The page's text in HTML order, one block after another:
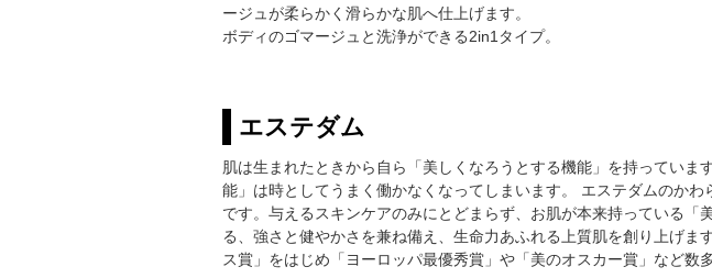
ージュが柔らかく滑らかな肌へ仕上げます。
ボディのゴマージュと洗浄ができる2in1タイプ。
エステダム
肌は生まれたときから自ら「美しくなろうとする機能」を持ってい
能」は時としてうまく働かなくなってしまいます。 エステダムのか
です。与えるスキンケアのみにとどまらず、お肌が本来持っている
る、強さと健やかさを兼ね備え、生命力あふれる上質肌を創り上げ
ス賞」をはじめ「ヨーロッパ最優秀賞」や「美のオスカー賞」など数